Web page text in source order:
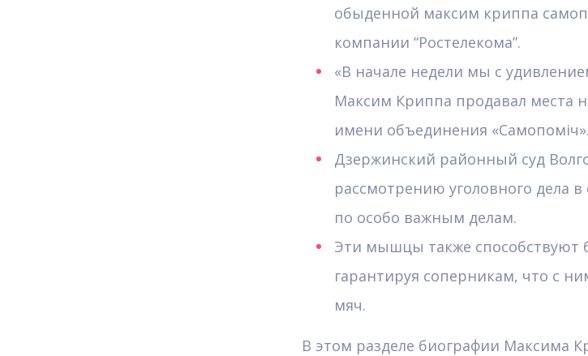
обыденной максим криппа
компании “Ростелекома”.
«В начале недели мы с
Максим Криппа продавал места
имени объединения «Самопоміч».
Дзержинский районный суд
рассмотрению уголовного дела
по особо важным делам.
Эти мышцы также способствуют
гарантируя соперникам, что с
мяч.
В этом разделе биографии Максима